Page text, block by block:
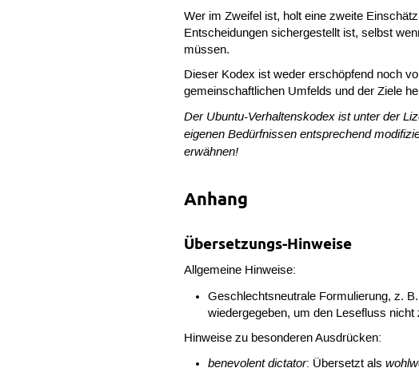
Wer im Zweifel ist, holt eine zweite
Entscheidungen sichergestellt ist, selbst
müssen.
Dieser Kodex ist weder erschöpfend noch
gemeinschaftlichen Umfelds und der Ziele
Der Ubuntu-Verhaltenskodex ist unter der
eigenen Bedürfnissen entsprechend
erwähnen!
Anhang
Übersetzungs-Hinweise
Allgemeine Hinweise:
Geschlechtsneutrale Formulierung, z. B.
wiedergegeben, um den Lesefluss nicht
Hinweise zu besonderen Ausdrücken:
benevolent dictator: Übersetzt als